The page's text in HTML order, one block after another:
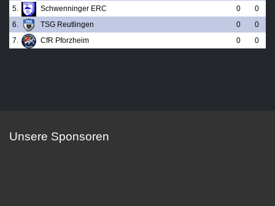
5.
Schwenninger ERC 0
0
6.
TSG Reutlingen 0
0
7.
CfR Pforzheim 0 0
Unsere Sponsoren